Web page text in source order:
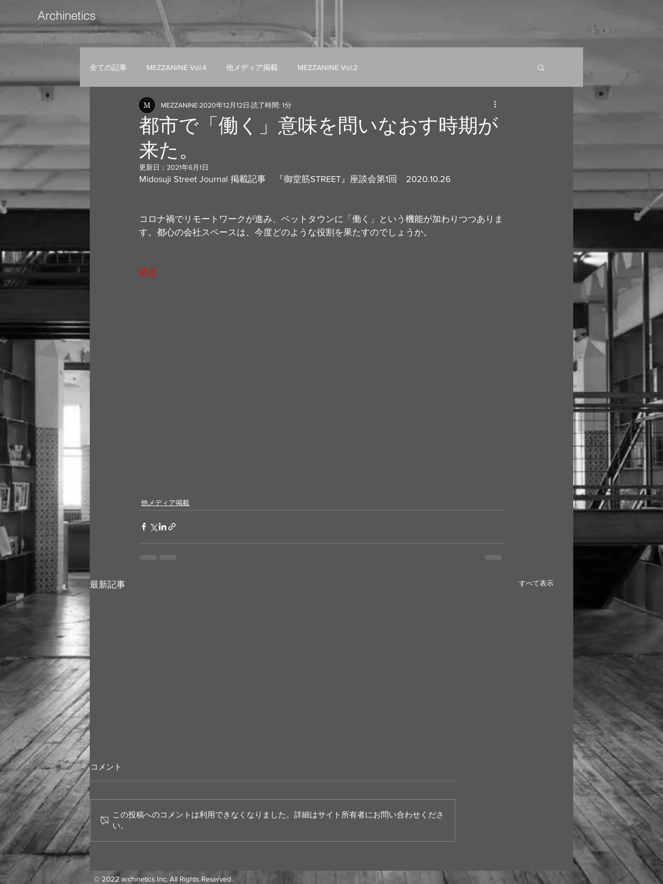
Archinetics
全ての記事 MEZZANINE Vol.4 他メディア掲載 MEZZANINE Vol.2
都市で「働く」意味を問いなおす時期が
来た。
MEZZANINE 2020年12月12日 読了時間: 1分
更新日： 2021年6月1日
Midosuji Street Journal 掲載記事　『御堂筋STREET』座談会第1回　2020.10.26
コロナ禍でリモートワークが進み、ベットタウンに「働く」という機能が加わりつつありま
す。都心の会社スペースは、今度どのような役割を果たすのでしょうか。
続き
他メディア掲載
最新記事 すべて表示
下北沢のまちづくりとは何だ
都市開発の視点で考える「イ
「都市と生活者のデザイン会
活者の関係とは？(後編)
コメント
この投稿へのコメントは利用できなくなりました。詳細はサイト所有者にお問い合わせくださ
い。
© 2022 archinetics Inc. All Rights Reserved.